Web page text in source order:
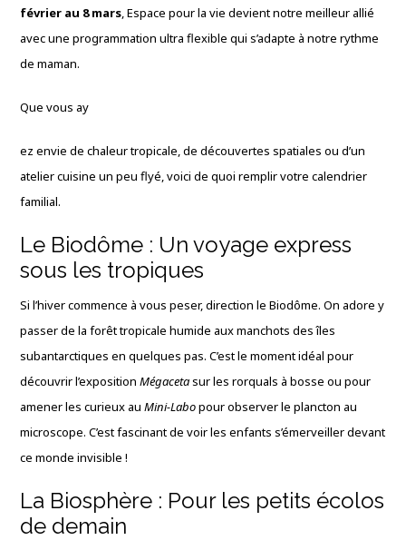
février au 8 mars, Espace pour la vie devient notre meilleur allié
avec une programmation ultra flexible qui s’adapte à notre rythme
de maman.
Que vous ay
ez envie de chaleur tropicale, de découvertes spatiales ou d’un
atelier cuisine un peu flyé, voici de quoi remplir votre calendrier
familial.
Le Biodôme : Un voyage express
sous les tropiques
Si l’hiver commence à vous peser, direction le Biodôme. On adore y
passer de la forêt tropicale humide aux manchots des îles
subantarctiques en quelques pas. C’est le moment idéal pour
découvrir l’expositionMégacetasur les rorquals à bosse ou pour
amener les curieux auMini-Labopour observer le plancton au
microscope. C’est fascinant de voir les enfants s’émerveiller devant
ce monde invisible !
La Biosphère : Pour les petits écolos
de demain